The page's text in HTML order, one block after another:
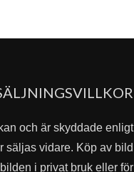
och är skyddade enligt
säljas vidare. Köp av bild
i privat bruk eller för